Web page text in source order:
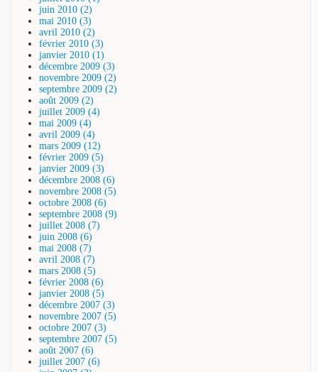
juin 2010 (2)
mai 2010 (3)
avril 2010 (2)
février 2010 (3)
janvier 2010 (1)
décembre 2009 (3)
novembre 2009 (2)
septembre 2009 (2)
août 2009 (2)
juillet 2009 (4)
mai 2009 (4)
avril 2009 (4)
mars 2009 (12)
février 2009 (5)
janvier 2009 (3)
décembre 2008 (6)
novembre 2008 (5)
octobre 2008 (6)
septembre 2008 (9)
juillet 2008 (7)
juin 2008 (6)
mai 2008 (7)
avril 2008 (7)
mars 2008 (5)
février 2008 (6)
janvier 2008 (5)
décembre 2007 (3)
novembre 2007 (5)
octobre 2007 (3)
septembre 2007 (5)
août 2007 (6)
juillet 2007 (6)